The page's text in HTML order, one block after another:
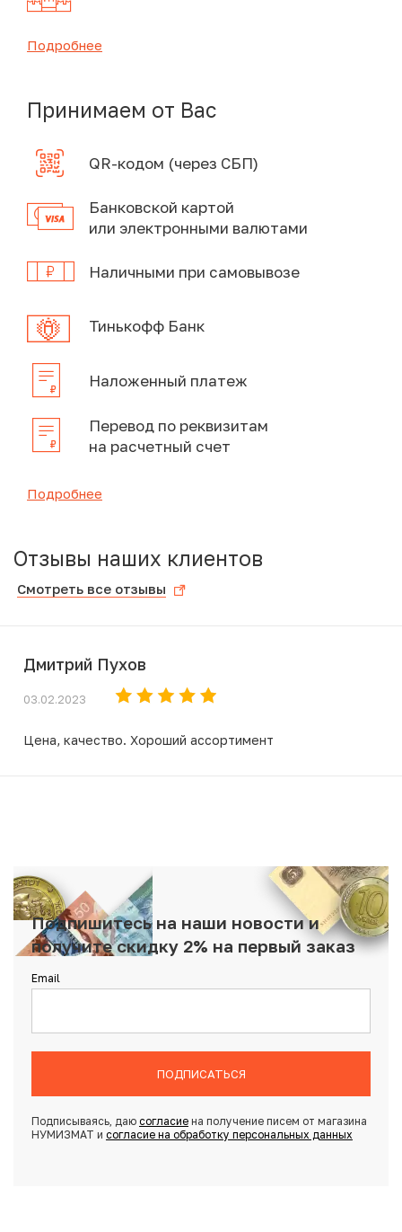
Подробнее
Принимаем от Вас
QR-кодом (через СБП)
Банковской картой
или электронными валютами
Наличными при самовывозе
Тинькофф Банк
Наложенный платеж
Перевод по реквизитам
на расчетный счет
Подробнее
Отзывы наших клиентов
Смотреть все отзывы
Дмитрий Пухов
03.02.2023
Цена, качество. Хороший ассортимент
Подпишитесь на наши новости и
получите скидку 2% на первый заказ
Email
ПОДПИСАТЬСЯ
Подписываясь, даю согласиена получение писем от магазина
НУМИЗМАТ и согласие на обработку персональных данных